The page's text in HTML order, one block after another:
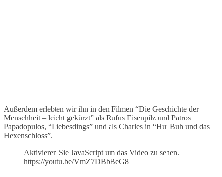
Außerdem erlebten wir ihn in den Filmen “Die Geschichte der
Menschheit – leicht gekürzt” als Rufus Eisenpilz und Patros
Papadopulos, “Liebesdings” und als Charles in “Hui Buh und das
Hexenschloss”.
Aktivieren Sie JavaScript um das Video zu sehen.
https://youtu.be/VmZ7DBbBeG8